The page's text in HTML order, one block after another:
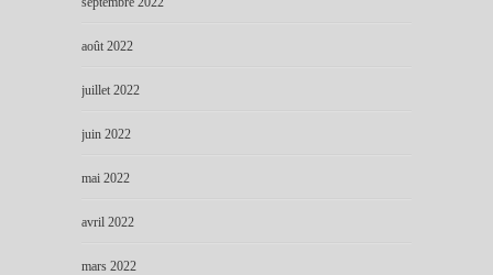
août 2022
juillet 2022
juin 2022
mai 2022
avril 2022
mars 2022